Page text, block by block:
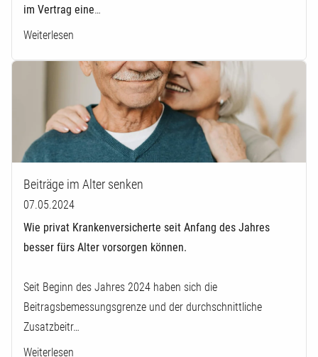
im Vertrag eine…
Weiterlesen
Beiträge im Alter senken
07.05.2024
Wie privat Krankenversicherte seit Anfang des Jahres
besser fürs Alter vorsorgen können.
Seit Beginn des Jahres 2024 haben sich die
Beitragsbemessungsgrenze und der durchschnittliche
Zusatzbeitr…
Weiterlesen